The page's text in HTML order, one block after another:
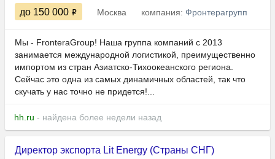
до 150 000 Москва компания: Фронтерагрупп
Мы - FronteraGroup! Наша группа компаний с 2013
занимается международной логистикой, преимущественно
импортом из стран Азиатско-Тихоокеанского региона.
Сейчас это одна из самых динамичных областей, так что
скучать у нас точно не придется!...
hh.ru - найдена более недели назад
Директор экспорта Lit Energy (Страны СНГ)